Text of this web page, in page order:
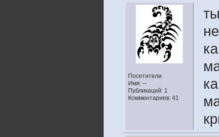
Посетители
Имя: --
Публикаций: 1
Комментариев: 41